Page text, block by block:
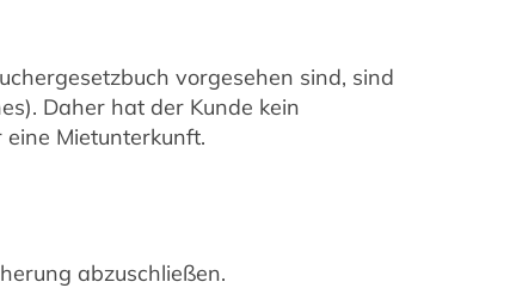
vorgesehen sind, sind
Daher hat der Kunde kein
Mietunterkunft.
abzuschließen.